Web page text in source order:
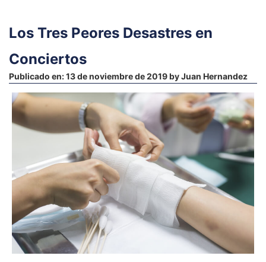
Los Tres Peores Desastres en
Conciertos
Publicado en:13 de noviembre de 2019byJuan Hernandez